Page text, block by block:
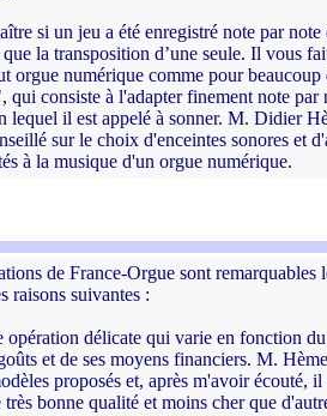
si un jeu a été enregistré note par
la transposition d’une seule. Il vous
orgue numérique comme pour
qui consiste à l'adapter finement note par
lequel il est appelé à sonner. M. Didier
sur le choix d'enceintes sonores et
à la musique d'un orgue numérique.
de France-Orgue sont
raisons suivantes :
opération délicate qui varie en fonction
et de ses moyens financiers. M.
proposés et, après m'avoir écouté,
bonne qualité et moins cher que